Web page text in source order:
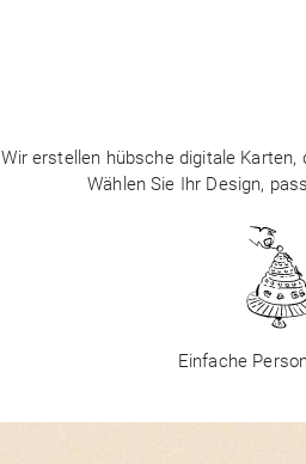
Wir erstellen hübsche digitale
Wählen Sie Ihr Design,
Einfache